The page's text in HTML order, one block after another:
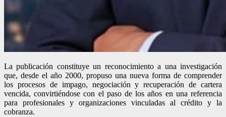
La publicación constituye un reconocimiento a una investigación
que, desde el año 2000, propuso una nueva forma de comprender
los procesos de impago, negociación y recuperación de cartera
vencida, convirtiéndose con el paso de los años en una referencia
para profesionales y organizaciones vinculadas al crédito y la
cobranza.